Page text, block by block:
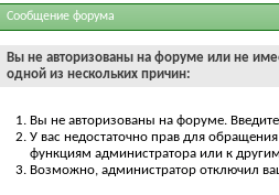
Сообщение форума
Вы не авторизованы на форуме или не
одной из нескольких причин:
Вы не авторизованы на форуме.
У вас недостаточно прав для
функциям администратора или к
Возможно, администратор отключил